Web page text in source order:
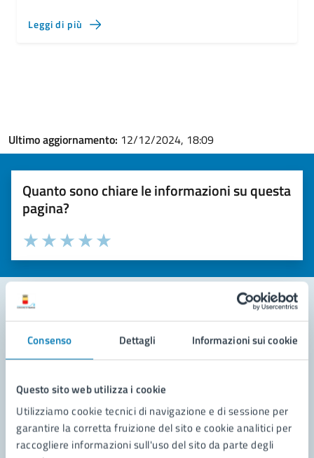
Consenso Dettagli Informazioni sui cookie
Questo sito web utilizza i cookie
Utilizziamo cookie tecnici di navigazione e di sessione per
garantire la corretta fruizione del sito e cookie analitici per
raccogliere informazioni sull'uso del sito da parte degli
Leggi di più
Ultimo aggiornamento: 12/12/2024, 18:09
Quanto sono chiare le informazioni su questa
pagina?
Valuta la chiarezza delle informazioni (da 1 a 5 stelle)
Seleziona il numero di stelle per valutare la chiarezza delle
Valuta 5 stelle su 5
Valuta 4 stelle su 5
Valuta 3 stelle su 5
Valuta 2 stelle su 5
Valuta 1 stelle su 5
Contatta il comune
Leggi le domande frequenti
Richiedi assistenza
Prenota appuntamento